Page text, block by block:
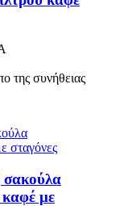
της συνήθειας
σακούλα
καφέ με